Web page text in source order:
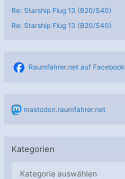
Re: Starship Flug 13 (B20/S40)
Re: Starship Flug 13 (B20/S40)
Raumfahrer.net auf Facebook
mastodon.raumfahrer.net
Kategorien